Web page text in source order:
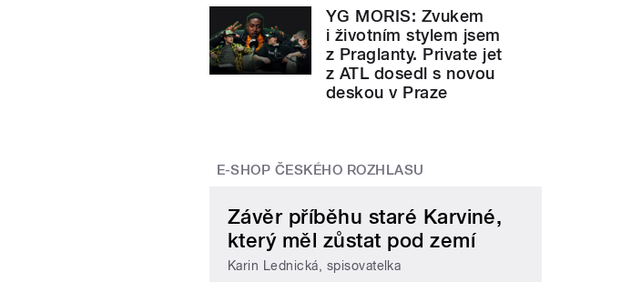
YG MORIS: Zvukem
i životním stylem jsem
z Praglanty. Private jet
z ATL dosedl s novou
deskou v Praze
E-SHOP ČESKÉHO ROZHLASU
Závěr příběhu staré Karviné,
který měl zůstat pod zemí
Karin Lednická, spisovatelka